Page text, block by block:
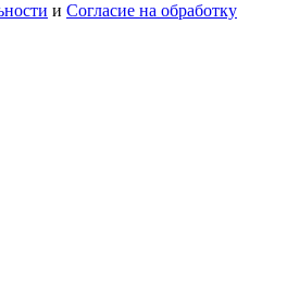
и Согласие на обработку